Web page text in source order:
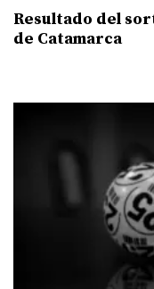
Resultado del
de Catamarca